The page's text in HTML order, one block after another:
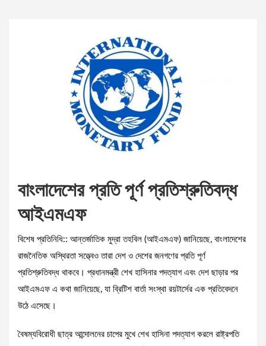
বাংলাদেশের প্রতি পূর্ণ প্রতিশ্রুতিবদ্ধ
আইএমএফ
বিশেষ প্রতিনিধি:: আন্তর্জাতিক মুদ্রা তহবিল (আইএমএফ) জানিয়েছে, বাংলাদেশের
রাজনৈতিক অস্থিরতা সত্ত্বেও তারা দেশ ও দেশের জনগণের প্রতি পূর্ণ
প্রতিশ্রুতিবদ্ধ থাকবে। প্রধানমন্ত্রী শেখ হাসিনার পদত্যাগ এবং দেশ ছাড়ার পর
আইএমএফ এ কথা জানিয়েছে, যা ব্রিটিশ বার্তা সংস্থা রয়টার্সের এক প্রতিবেদনে
উঠে এসেছে।
বৈষম্যবিরোধী ছাত্র আন্দোলনের চাপের মুখে শেখ হাসিনা পদত্যাগ করলে রাষ্ট্রপতি